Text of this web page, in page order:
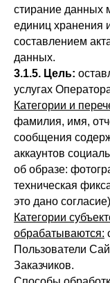
стирание данных
единиц хранения
составлением
данных.
3.1.5. Цель:
услугах
Категории и
фамилия, имя,
сообщения
аккаунтов
об образе:
техническая
это дано
Категории
обрабатываются:
Пользователи
Заказчиков.